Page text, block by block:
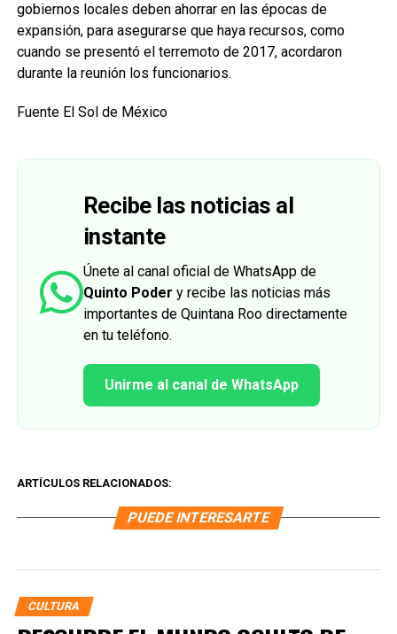
gobiernos locales deben ahorrar en las épocas de
expansión, para asegurarse que haya recursos, como
cuando se presentó el terremoto de 2017, acordaron
durante la reunión los funcionarios.
Fuente El Sol de México
Recibe las noticias al
instante
Únete al canal oficial de WhatsApp de
Quinto Poder y recibe las noticias más
importantes de Quintana Roo directamente
en tu teléfono.
Unirme al canal de WhatsApp
ARTÍCULOS RELACIONADOS:
PUEDE INTERESARTE
CULTURA